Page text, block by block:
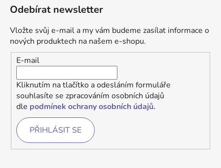
Odebírat newsletter
Vložte svůj e-mail a my vám budeme zasílat informace o
nových produktech na našem e-shopu.
E-mail
Kliknutím na tlačítko a odesláním formuláře
souhlasíte se zpracováním osobních údajů
dle podmínek ochrany osobních údajů.
PŘIHLÁSIT SE